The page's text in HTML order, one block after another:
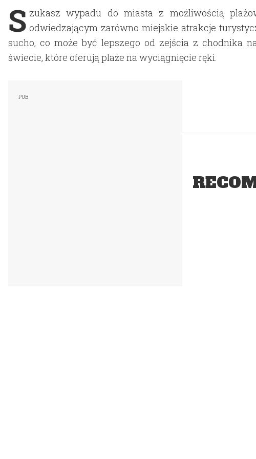
S zukasz wypadu do miasta z możliwością
odwiedzającym zarówno miejskie atrakcje
sucho, co może być lepszego od zejścia z chodnika
świecie, które oferują plaże na wyciągnięcie ręki.